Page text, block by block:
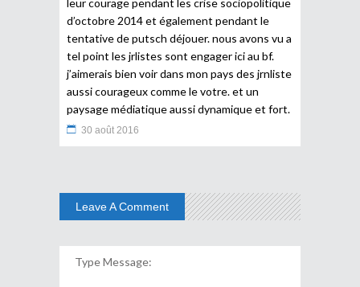
d’octobre 2014 et également pendant le
tentative de putsch déjouer. nous avons vu a
tel point les jrlistes sont engager ici au bf.
j’aimerais bien voir dans mon pays des jrnliste
aussi courageux comme le votre. et un
paysage médiatique aussi dynamique et fort.
30 août 2016
Leave A Comment